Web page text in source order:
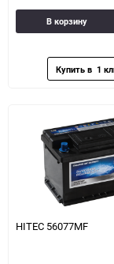
В корзину
HITEC 56077MF